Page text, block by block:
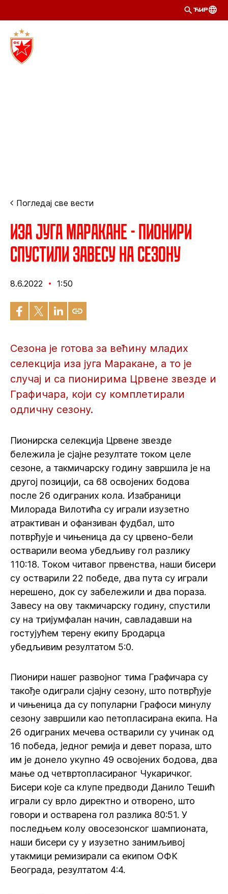
ЋИР
Погледај све вести
Иза југа Маракане - Пионири
спустили завесу на сезону
8.6.2022 1:50
Сезона је готова за већину младих
селекција иза југа Маракане, а то је
случај и са пионирима Црвене звезде и
Графичара, који су комплетирали
одличну сезону.
Пионирска селекција Црвене звезде
бележила је сјајне резултате током целе
сезоне, а такмичарску годину завршила је на
другој позицији, са 68 освојених бодова
после 26 одиграних кола. Изабраници
Милорада Вилотића су играли изузетно
атрактиван и офанзиван фудбал, што
потврђује и чињеница да су црвено-бели
остварили веома убедљиву гол разлику
110:18. Током читавог првенства, наши бисери
су остварили 22 победе, два пута су играли
нерешено, док су забележили и два пораза.
Завесу на ову такмичарску годину, спустили
су на тријумфалан начин, савладавши на
гостујућем терену екипу Бродарца
убедљивим резултатом 5:0.
Пионири нашег развојног тима Графичара су
такође одиграли сјајну сезону, што потврђује
и чињеница да су популарни Графоси минулу
сезону завршили као петопласирана екипа. На
26 одиграних мечева остварили су учинак од
16 победа, једног ремија и девет пораза, што
им је донело укупно 49 освојених бодова, два
мање од четвртопласираног Чукаричког.
Бисери које са клупе предводи Данило Тешић
играли су врло директно и отворено, што
говори и остварена гол разлика 80:51. У
последњем колу овосезонског шампионата,
наши бисери су у изузетно занимљивој
утакмици ремизирали са екипом ОФК
Београда, резултатом 4:4.